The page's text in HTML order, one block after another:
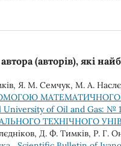
автора (авторів), які
Я. М. Семчук, М. А.
University of Oil and Gas:
ТЕХНІЧНОГО
Д. Ф. Тимків, Р. Г.